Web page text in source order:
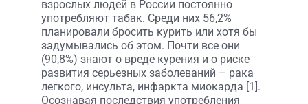
взрослых людей в России постоянно
употребляют табак. Среди них 56,2%
планировали бросить курить или хотя бы
задумывались об этом. Почти все они
(90,8%) знают о вреде курения и о риске
развития серьезных заболеваний – рака
легкого, инсульта, инфаркта миокарда [1].
Осознавая последствия употребления